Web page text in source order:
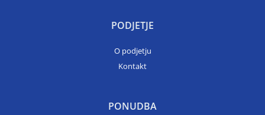
PODJETJE
O podjetju
Kontakt
PONUDBA